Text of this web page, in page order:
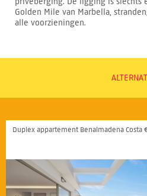
Golden Mile van Marbella,
alle voorzieningen.
Duplex appartement Benalmadena Costa €